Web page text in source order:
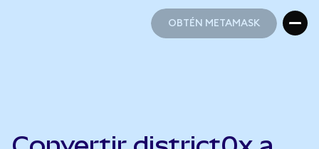
OBTÉN METAMASK